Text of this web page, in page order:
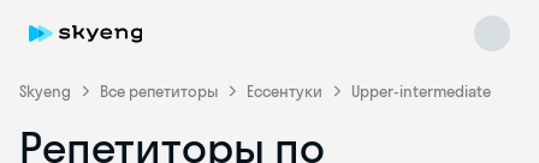
Skyeng Все репетиторы Ессентуки Upper-intermediate
Репетиторы по